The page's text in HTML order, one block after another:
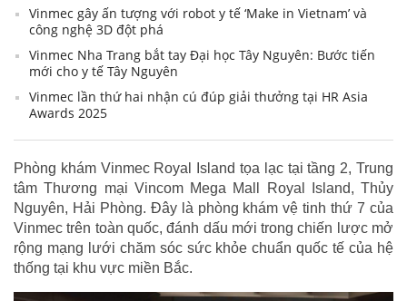
Vinmec gây ấn tượng với robot y tế ‘Make in Vietnam’ và
công nghệ 3D đột phá
Vinmec Nha Trang bắt tay Đại học Tây Nguyên: Bước tiến
mới cho y tế Tây Nguyên
Vinmec lần thứ hai nhận cú đúp giải thưởng tại HR Asia
Awards 2025
Phòng khám Vinmec Royal Island tọa lạc tại tầng 2, Trung
tâm Thương mại Vincom Mega Mall Royal Island, Thủy
Nguyên, Hải Phòng. Đây là phòng khám vệ tinh thứ 7 của
Vinmec trên toàn quốc, đánh dấu mới trong chiến lược mở
rộng mạng lưới chăm sóc sức khỏe chuẩn quốc tế của hệ
thống tại khu vực miền Bắc.